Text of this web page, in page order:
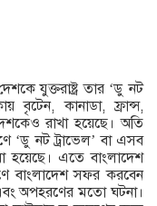
যুক্তরাষ্ট্র তার ‘ডু নট
বৃটেন, কানাডা, ফ্রান্স,
রাখা হয়েছে। অতি
‘ডু নট ট্রাভেল’ বা এসব
হয়েছে। এতে বাংলাদেশ
বাংলাদেশ সফর করবেন
অপহরণের মতো ঘটনা।